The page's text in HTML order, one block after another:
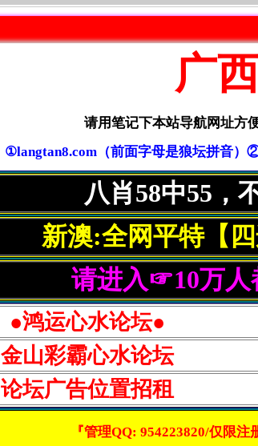
广
请用笔记下本站导航网址方
①langtan8.com（前面字母是狼坛拼音）
八肖58中55，
新澳:全网平特【
请进入☞10万人
●鸿运心水论坛●
金山彩霸心水论坛
论坛广告位置招租
『管理QQ: 954223820/仅限